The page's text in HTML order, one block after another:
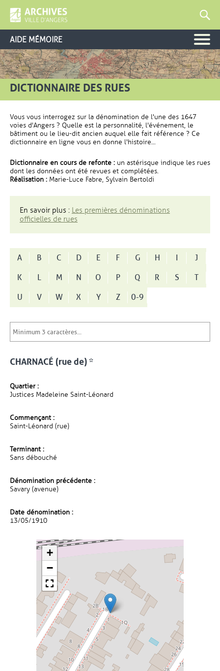
AIDE MÉMOIRE
DICTIONNAIRE DES RUES
Vous vous interrogez sur la dénomination de l'une des 1647
voies d'Angers ? Quelle est la personnalité, l'événement, le
bâtiment ou le lieu-dit ancien auquel elle fait référence ? Ce
dictionnaire en ligne vous en donne l'histoire...
Dictionnaire en cours de refonte : un astérisque indique les rues
dont les données ont été revues et complétées.
Réalisation : Marie-Luce Fabre, Sylvain Bertoldi
En savoir plus : Les premières dénominations
officielles de rues
A B C D E F G H I
J
K
L M N O P Q R S
T
U
V W X Y Z 0-9
CHARNACÉ (rue de) *
Quartier :
Justices Madeleine Saint-Léonard
Commençant :
Saint-Léonard (rue)
Terminant :
Sans débouché
Dénomination précédente :
Savary (avenue)
Date dénomination :
13/05/1910
+
−